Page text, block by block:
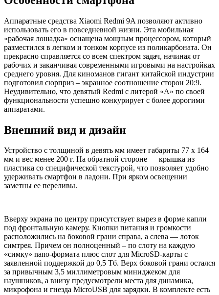
Аппаратные средства Xiaomi Redmi 9A позволяют активно
использовать его в повседневной жизни. Эта мобильная
«рабочая лошадка» оснащена мощным процессором, который
разместился в легком и тонком корпусе из поликарбоната. Он
прекрасно справляется со всем спектром задач, начиная от
рабочих и заканчивая современными игровыми на настройках
среднего уровня. Для киноманов гигант китайской индустрии
подготовил сюрприз – экранное соотношение сторон 20:9.
Неудивительно, что девятый Redmi с литерой «А» по своей
функциональности успешно конкурирует с более дорогими
аппаратами.
Внешний вид и дизайн
Устройство с толщиной в девять мм имеет габариты 77 x 164
мм и вес менее 200 г. На обратной стороне — крышка из
пластика со специфической текстурой, что позволяет удобно
удерживать смартфон в ладони. При ярком освещении
заметны ее переливы.
Вверху экрана по центру присутствует вырез в форме капли
под фронтальную камеру. Кнопки питания и громкости
расположились на боковой грани справа, а слева — лоток
симтрея. Причем он полноценный – по слоту на каждую
«симку» nano-формата плюс слот для MicroSD-карты с
заявленной поддержкой до 0,5 Тб. Верх боковой грани остался
за привычным 3,5 миллиметровым миниджеком для
наушников, а внизу предусмотрели места для динамика,
микрофона и гнезда MicroUSB для зарядки. В комплекте есть